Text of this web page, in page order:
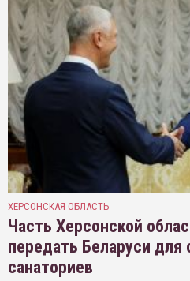
ХЕРСОНСКАЯ ОБЛАСТЬ
Часть Херсонской
передать Беларуси для
санаториев